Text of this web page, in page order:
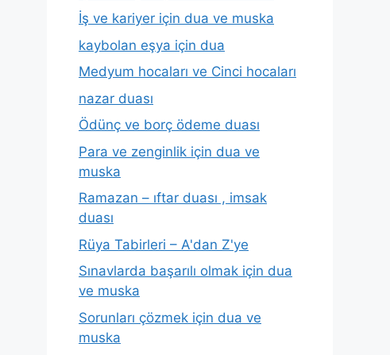
İş ve kariyer için dua ve muska
kaybolan eşya için dua
Medyum hocaları ve Cinci hocaları
nazar duası
Ödünç ve borç ödeme duası
Para ve zenginlik için dua ve
muska
Ramazan – ıftar duası , imsak
duası
Rüya Tabirleri – A'dan Z'ye
Sınavlarda başarılı olmak için dua
ve muska
Sorunları çözmek için dua ve
muska